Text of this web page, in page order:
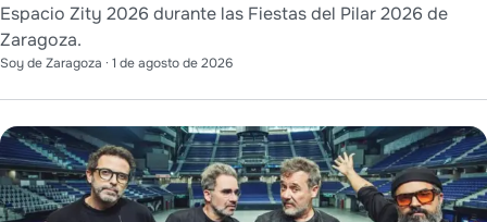
Espacio Zity 2026 durante las Fiestas del Pilar 2026 de
Zaragoza.
Soy de Zaragoza · 1 de agosto de 2026